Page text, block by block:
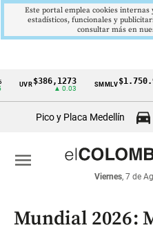
Cintillo
económicos
Colombia
$386,1273
▲ 0.03
SMMLV$1.750.905
Pico y Placa Medellín
Viernes, 7 de
menu
Mundial 2026:
Este portal emplea cookies internas
estadísticos, funcionales y
consultar más en